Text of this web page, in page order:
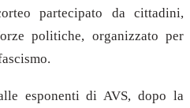
partecipato da cittadini,
politiche, organizzato per
esponenti di AVS, dopo la